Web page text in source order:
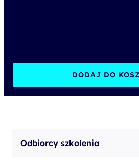
DODAJ DO
Odbiorcy szkolenia